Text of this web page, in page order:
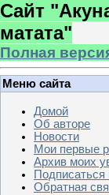
Сайт
матата"
Полная
Меню сайта
Домой
Об авторе
Новости
Мои первые
Архив моих
Подписаться
Обратная